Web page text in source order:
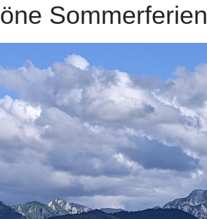
Sommerferien